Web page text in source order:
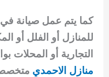
كما يتم عمل صيانة في
للمنازل أو الفلل أو
التجارية أو المحلات
منازل الاحمدي